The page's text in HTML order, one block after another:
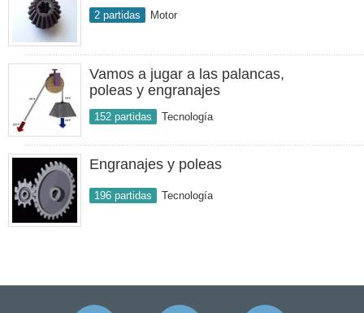
2 partidas Motor
Vamos a jugar a las palancas,
poleas y engranajes
152 partidas Tecnología
Engranajes y poleas
196 partidas Tecnología